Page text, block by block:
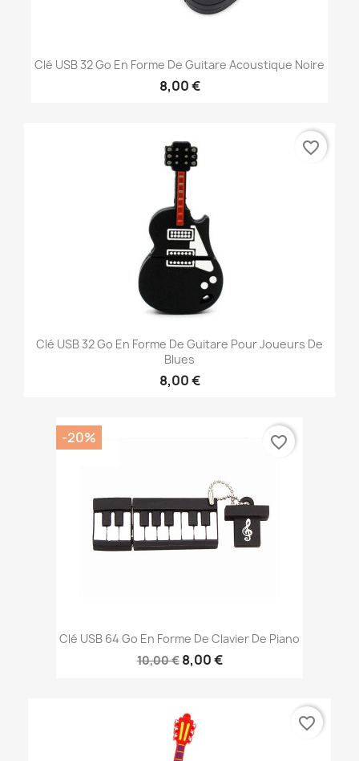
Clé USB 32 Go En Forme De Guitare Acoustique Noire
8,00 €
Clé USB 32 Go En Forme De Guitare Pour Joueurs De
Blues
8,00 €
favorite_border
Clé USB 64 Go En Forme De Clavier De Piano
10,00 € 8,00 €
-20% favorite_border
favorite_border